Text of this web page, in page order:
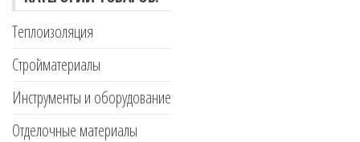
Теплоизоляция
Стройматериалы
Инструменты и оборудование
Отделочные материалы